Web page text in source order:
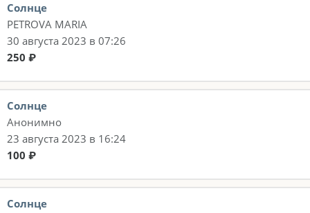
Солнце
PETROVA MARIA
30 августа 2023 в 07:26
250 ₽
Солнце
Анонимно
23 августа 2023 в 16:24
100 ₽
Солнце